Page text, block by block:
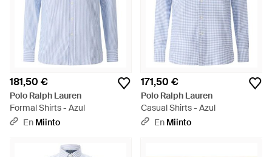
181,50 €
Polo Ralph Lauren
Formal Shirts - Azul
En Miinto
171,50 €
Polo Ralph Lauren
Casual Shirts - Azul
En Miinto